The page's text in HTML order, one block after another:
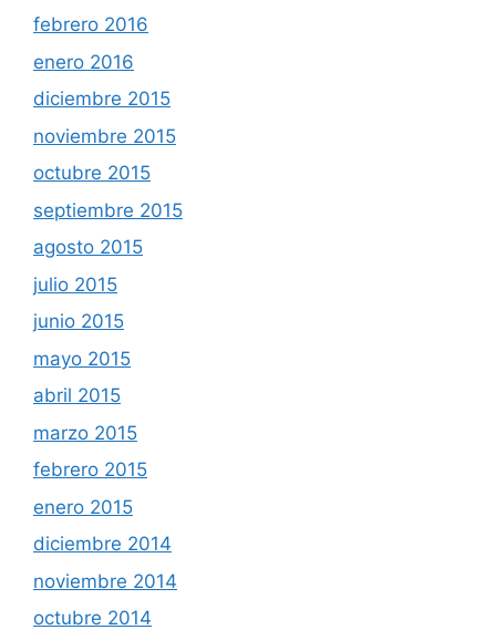
febrero 2016
enero 2016
diciembre 2015
noviembre 2015
octubre 2015
septiembre 2015
agosto 2015
julio 2015
junio 2015
mayo 2015
abril 2015
marzo 2015
febrero 2015
enero 2015
diciembre 2014
noviembre 2014
octubre 2014